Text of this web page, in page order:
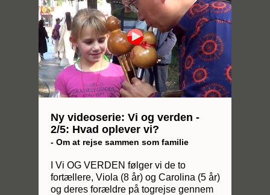
Ny videoserie: Vi og verden -
2/5: Hvad oplever vi?
- Om at rejse sammen som familie
I Vi OG VERDEN følger vi de to
fortællere, Viola (8 år) og Carolina (5 år)
og deres forældre på togrejse gennem